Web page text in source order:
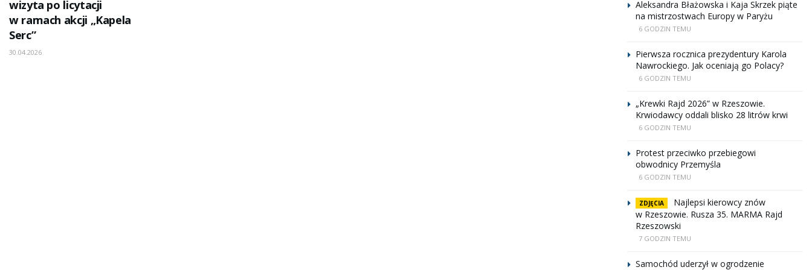
wizyta po licytacji
w ramach akcji „Kapela
Serc”
30.04.2026
Aleksandra Błażowska i Kaja Skrzek piąte
na mistrzostwach Europy w Paryżu
6 GODZIN TEMU
Pierwsza rocznica prezydentury Karola
Nawrockiego. Jak oceniają go Polacy?
6 GODZIN TEMU
„Krewki Rajd 2026” w Rzeszowie.
Krwiodawcy oddali blisko 28 litrów krwi
6 GODZIN TEMU
Protest przeciwko przebiegowi
obwodnicy Przemyśla
6 GODZIN TEMU
ZDJĘCIA
Najlepsi kierowcy znów
w Rzeszowie. Rusza 35. MARMA Rajd
Rzeszowski
7 GODZIN TEMU
Samochód uderzył w ogrodzenie